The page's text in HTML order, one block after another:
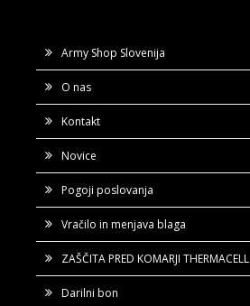
Army Shop Slovenija
O nas
Kontakt
Novice
Pogoji poslovanja
Vračilo in menjava blaga
ZAŠČITA PRED KOMARJI THERMACELL
Darilni bon